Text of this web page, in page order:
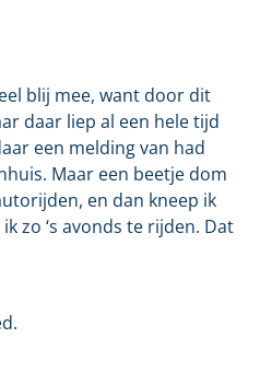
blij mee, want door dit
daar liep al een hele tijd
een melding van had
Maar een beetje dom
en dan kneep ik
zo ‘s avonds te rijden. Dat